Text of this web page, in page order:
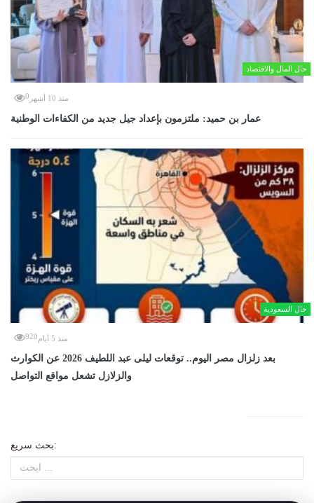
حال المال والاقتصاد
منذ 10 أشهر 0
عمار بن حميد: ملتزمون بإعداد جيل جديد من الكفاءات الوطنية
حال السعودية
منذ 5 أيام 920
بعد زلزال مصر اليوم.. توقعات ليلى عبد اللطيف 2026 عن الكوارث
والزلازل تشعل مواقع التواصل
بحث سريع: